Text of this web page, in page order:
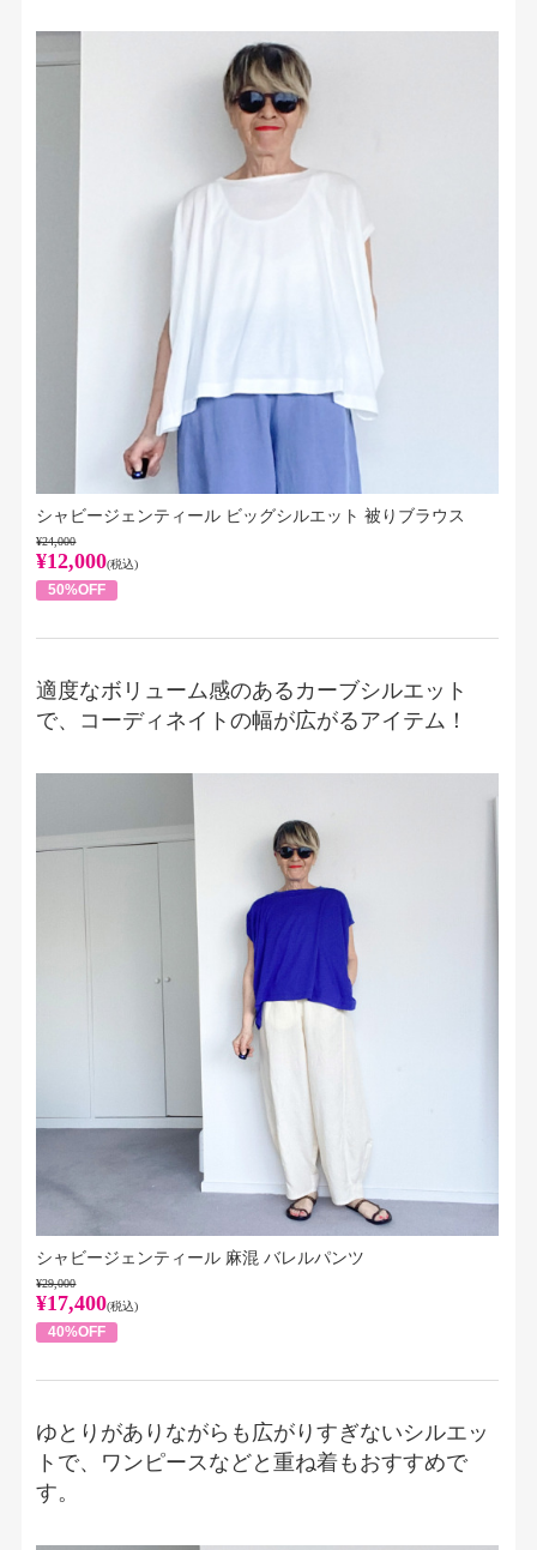
シャビージェンティール ビッグシルエット 被りブラウス
¥24,000
¥12,000(税込)
50%OFF
適度なボリューム感のあるカーブシルエット
で、コーディネイトの幅が広がるアイテム！
シャビージェンティール 麻混 バレルパンツ
¥29,000
¥17,400(税込)
40%OFF
ゆとりがありながらも広がりすぎないシルエッ
トで、ワンピースなどと重ね着もおすすめで
す。